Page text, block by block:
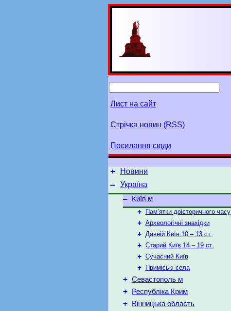
Лист на сайт
Стрічка новин (RSS)
Посилання сюди
+ Новини
– Україна
–
Київ м
+
Пам’ятки доісторичного часу
+ Археологічні знахідки
+ Давній Київ 10 – 13 ст.
+ Старий Київ 14 – 19 ст.
+ Сучасний Київ
+
Приміські села
+ Севастополь м
+ Республіка Крим
+ Вінницька область